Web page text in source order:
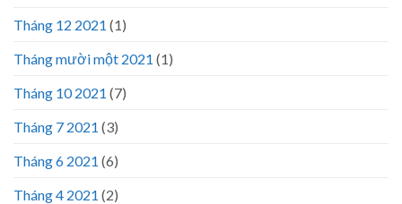
Tháng 12 2021 (1)
Tháng mười một 2021 (1)
Tháng 10 2021 (7)
Tháng 7 2021 (3)
Tháng 6 2021 (6)
Tháng 4 2021 (2)